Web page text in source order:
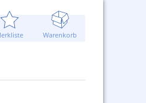
Warenkorb
u.v.m.